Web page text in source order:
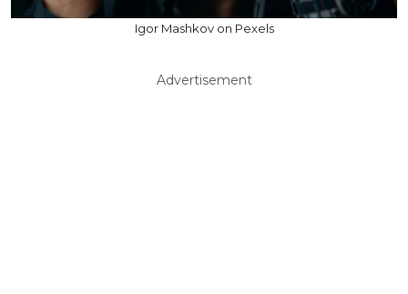
Igor Mashkov on Pexels
Advertisement